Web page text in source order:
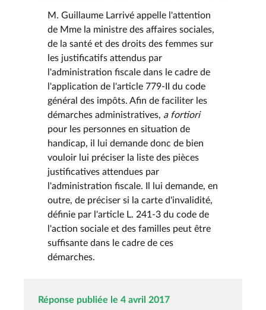
M. Guillaume Larrivé appelle l'attention
de Mme la ministre des affaires sociales,
de la santé et des droits des femmes sur
les justificatifs attendus par
l'administration fiscale dans le cadre de
l'application de l'article 779-II du code
général des impôts. Afin de faciliter les
démarches administratives, a fortiori
pour les personnes en situation de
handicap, il lui demande donc de bien
vouloir lui préciser la liste des pièces
justificatives attendues par
l'administration fiscale. Il lui demande, en
outre, de préciser si la carte d'invalidité,
définie par l'article L. 241-3 du code de
l'action sociale et des familles peut être
suffisante dans le cadre de ces
démarches.
Réponse publiée le 4 avril 2017